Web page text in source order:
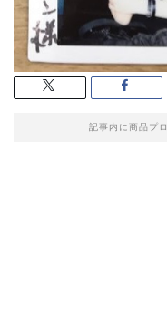
記事内に商品プ